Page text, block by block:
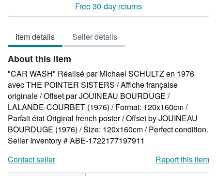
out
Free 30-day returns
Item details Seller details
About this Item
"CAR WASH" Réalisé par Michael SCHULTZ en 1976
avec THE POINTER SISTERS / Affiche française
originale / Offset par JOUINEAU BOURDUGE /
LALANDE-COURBET (1976) / Format: 120x160cm /
Parfait état Original french poster / Offset by JOUINEAU
BOURDUGE (1976) / Size: 120x160cm / Perfect condition.
Seller Inventory # ABE-1722177197911
Contact seller
Report this item